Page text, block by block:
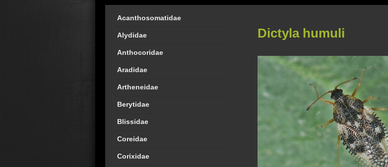
Dictyla humuli
Acanthosomatidae
Alydidae
Anthocoridae
Aradidae
Artheneidae
Berytidae
Blissidae
Coreidae
Corixidae